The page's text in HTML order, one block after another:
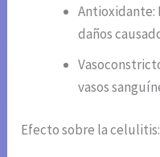
Antioxidante:
daños
vasos
Efecto sobre la celulitis: